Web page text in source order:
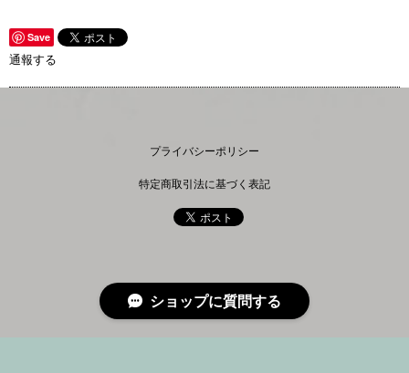
Save
通報する
プライバシーポリシー
特定商取引法に基づく表記
ショップに質問する